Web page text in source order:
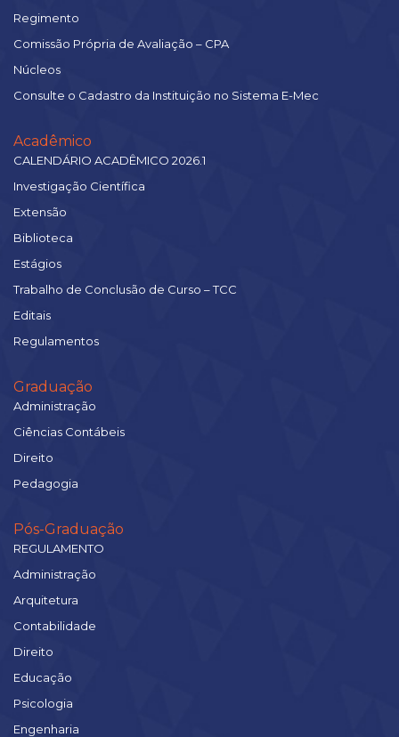
Regimento
Comissão Própria de Avaliação – CPA
Núcleos
Consulte o Cadastro da Instituição no Sistema E-Mec
Acadêmico
CALENDÁRIO ACADÊMICO 2026.1
Investigação Científica
Extensão
Biblioteca
Estágios
Trabalho de Conclusão de Curso – TCC
Editais
Regulamentos
Graduação
Administração
Ciências Contábeis
Direito
Pedagogia
Pós-Graduação
REGULAMENTO
Administração
Arquitetura
Contabilidade
Direito
Educação
Psicologia
Engenharia